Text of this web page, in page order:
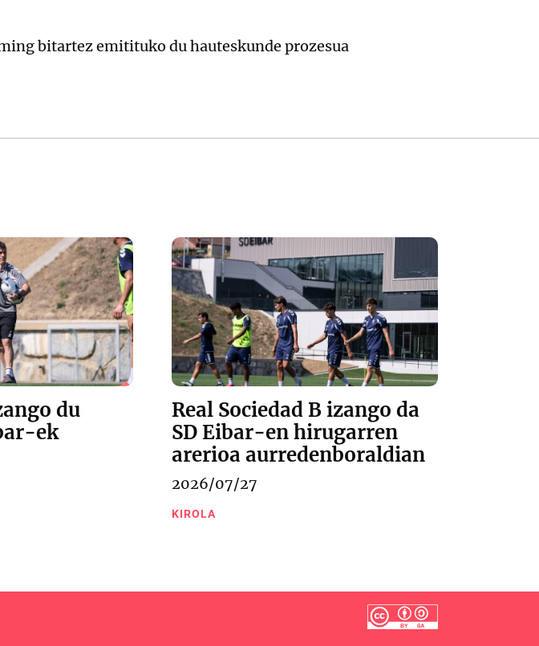
bitartez emitituko du hauteskunde prozesua
du
ek
Real Sociedad B izango da
SD Eibar-en hirugarren
arerioa aurredenboraldian
2026/07/27
KIROLA